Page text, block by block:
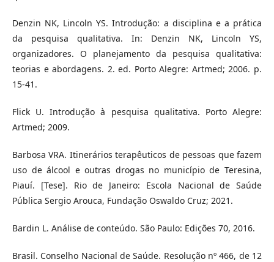
Denzin NK, Lincoln YS. Introdução: a disciplina e a prática
da pesquisa qualitativa. In: Denzin NK, Lincoln YS,
organizadores. O planejamento da pesquisa qualitativa:
teorias e abordagens. 2. ed. Porto Alegre: Artmed; 2006. p.
15-41.
Flick U. Introdução à pesquisa qualitativa. Porto Alegre:
Artmed; 2009.
Barbosa VRA. Itinerários terapêuticos de pessoas que fazem
uso de álcool e outras drogas no município de Teresina,
Piauí. [Tese]. Rio de Janeiro: Escola Nacional de Saúde
Pública Sergio Arouca, Fundação Oswaldo Cruz; 2021.
Bardin L. Análise de conteúdo. São Paulo: Edições 70, 2016.
Brasil. Conselho Nacional de Saúde. Resolução nº 466, de 12